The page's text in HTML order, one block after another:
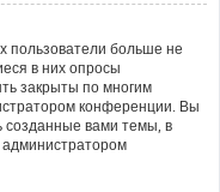
пользователи больше не
в них опросы
закрыты по многим
конференции. Вы
созданные вами темы, в